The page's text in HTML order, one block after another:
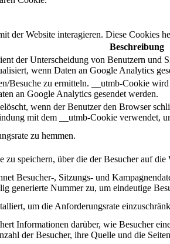
der Website interagieren. Diese Cookies
Beschreibung
der Unterscheidung von Benutzern
wenn Daten an Google Analytics
Besuche zu ermitteln. __utmb-Cookie
an Google Analytics gesendet werden.
wenn der Benutzer den Browser
mit dem __utmb-Cookie verwendet,
zu hemmen.
speichern, über die der Besucher auf die
Besucher-, Sitzungs- und
generierte Nummer zu, um eindeutige
um die Anforderungsrate
Informationen darüber, wie Besucher
der Besucher, ihre Quelle und die